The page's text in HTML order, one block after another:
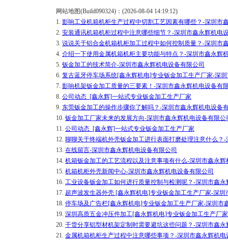
网站地图(Build090324)：(2026-08-04 14:19:12)
1. 影响工业机箱机柜生产过程中切割工艺因素有哪些？-深圳市
2. 安装通讯机箱机柜过程中注意哪些细节？-深圳市鑫永辉机电
3. 说说关于铝合金机箱机柜加工过程中如何控制质量？-深圳市
4. 介绍一下使用金属机箱机柜主要功能与特点？-深圳市鑫永辉
5. 钣金加工的技术简介-深圳市鑫永辉机电设备有限公司
6. 复古蓝牙停车场系统[鑫永辉机电]专业钣金加工生产厂家-深
7. 影响机架钣金加工质量的三要素！-深圳市鑫永辉机电设备有
8. 公司动态_[鑫永辉]一站式专业钣金加工生产厂家
9. 东莞钣金加工的操作步骤你了解吗？-深圳市鑫永辉机电设备
10. 钣金加工厂家未来的发展方向-深圳市鑫永辉机电设备有限公
11. 公司动态_[鑫永辉]一站式专业钣金加工生产厂家
12. 聊聊关于终端机外壳钣金加工进行表面打磨处理注意什么？
13. 在线留言-深圳市鑫永辉机电设备有限公司
14. 机箱钣金加工的工艺流程以及注意事项有什么-深圳市鑫永
15. 机箱机柜外壳新闻中心-深圳市鑫永辉机电设备有限公司
16. 工业设备钣金加工如何进行质量控制与检测呢？-深圳市鑫
17. 超声波发生器外壳 [鑫永辉机电]专业钣金加工生产厂家-深
18. 停车场及广告栏[鑫永辉机电]专业钣金加工生产厂家-深圳市
19. 深圳高质五金冲压件加工[鑫永辉机电]专业钣金加工生产厂
20. 干货分享铝型材机架定制时需要避坑这些问题？-深圳市鑫
21. 金属机箱机柜生产过程中注意哪些事项？-深圳市鑫永辉机电